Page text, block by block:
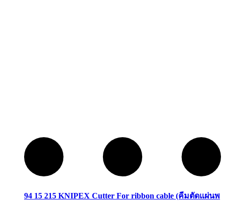
94 15 215 KNIPEX Cutter For ribbon cable (คีมตัดแผ่นพ